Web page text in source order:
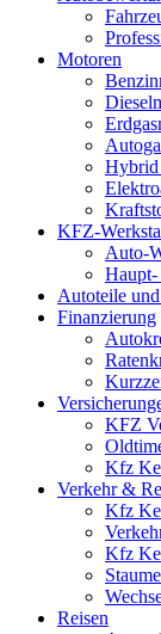
Motoren
KFZ-
Auto-
Haupt-
Autoteile
Finanzierung
KFZ
Kfz
Verkehr &
Kfz
Kfz
Reisen